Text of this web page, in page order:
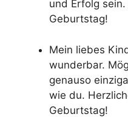
und Erfolg
Geburtstag!
Mein liebes
wunderbar.
genauso
wie du.
Geburtstag!